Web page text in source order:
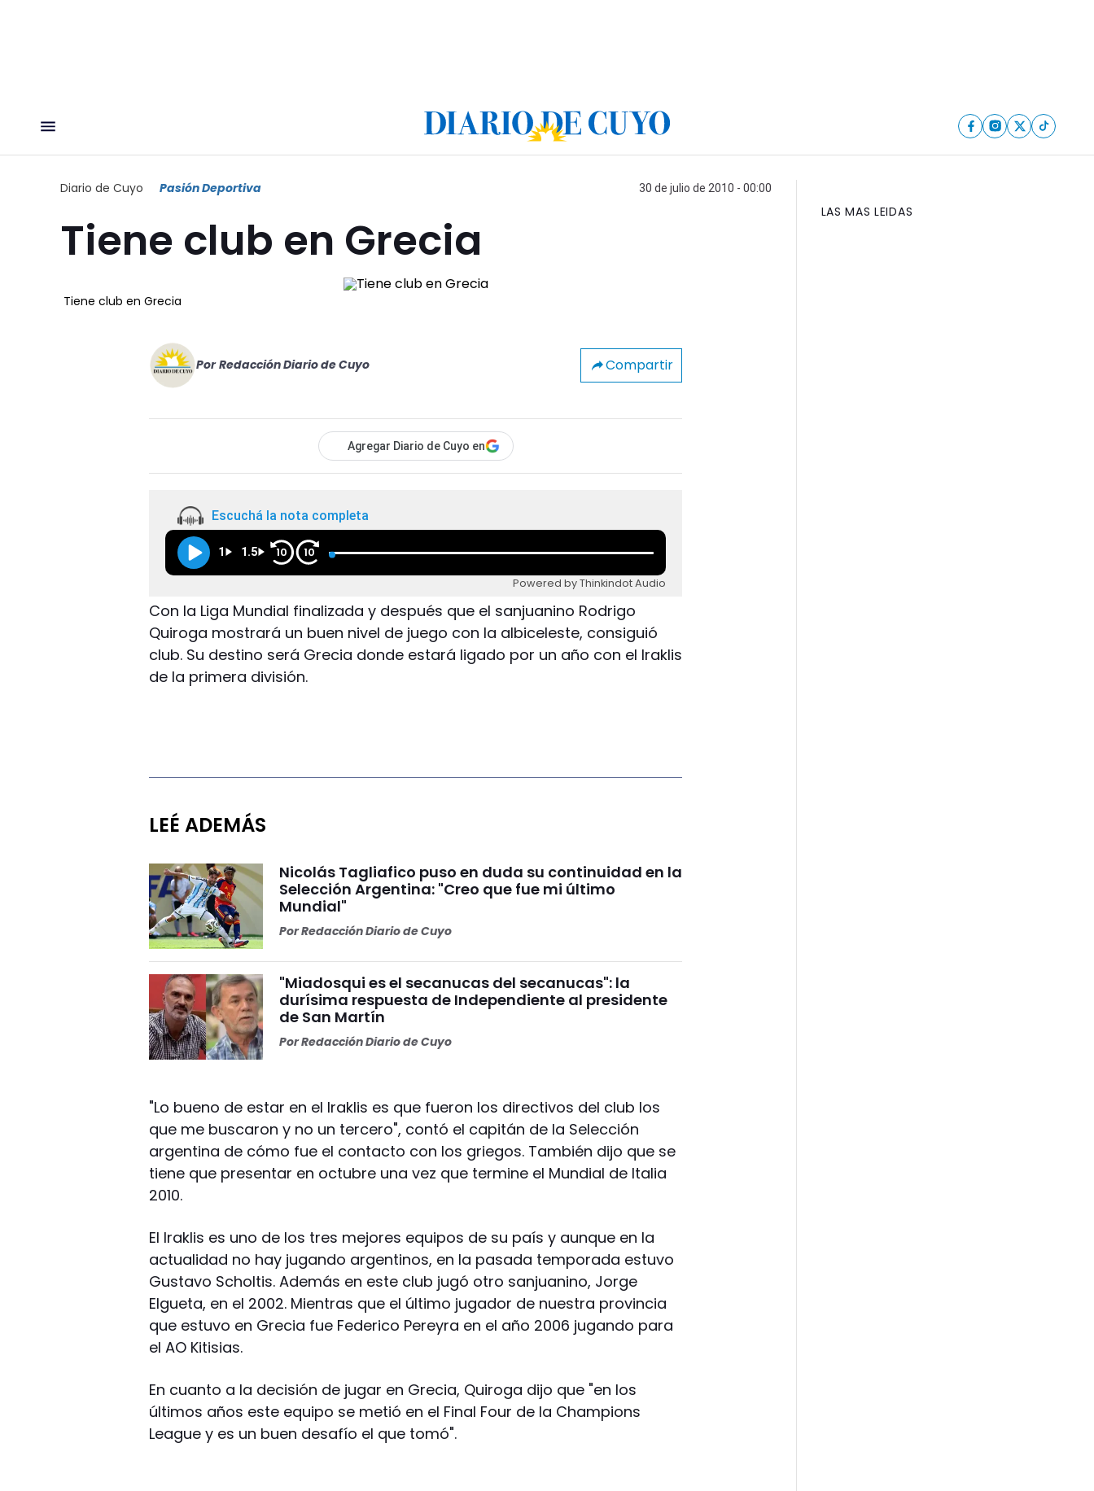
Diario de Cuyo Pasión Deportiva 30 de julio de 2010 - 00:00
Tiene club en Grecia
Tiene club en Grecia
Por Redacción Diario de Cuyo Compartir
Agregar Diario de Cuyo en
Escuchá la nota completa
1 1.5 10 10
Powered by Thinkindot Audio
Con la Liga Mundial finalizada y después que el sanjuanino Rodrigo
Quiroga mostrará un buen nivel de juego con la albiceleste, consiguió
club. Su destino será Grecia donde estará ligado por un año con el Iraklis
de la primera división.
LEÉ ADEMÁS
Nicolás Tagliafico puso en duda su continuidad en la
Selección Argentina: "Creo que fue mi último
Mundial"
PorRedacción Diario de Cuyo
"Miadosqui es el secanucas del secanucas": la
durísima respuesta de Independiente al presidente
de San Martín
PorRedacción Diario de Cuyo
"Lo bueno de estar en el Iraklis es que fueron los directivos del club los
que me buscaron y no un tercero", contó el capitán de la Selección
argentina de cómo fue el contacto con los griegos. También dijo que se
tiene que presentar en octubre una vez que termine el Mundial de Italia
2010.
El Iraklis es uno de los tres mejores equipos de su país y aunque en la
actualidad no hay jugando argentinos, en la pasada temporada estuvo
Gustavo Scholtis. Además en este club jugó otro sanjuanino, Jorge
Elgueta, en el 2002. Mientras que el último jugador de nuestra provincia
que estuvo en Grecia fue Federico Pereyra en el año 2006 jugando para
el AO Kitisias.
En cuanto a la decisión de jugar en Grecia, Quiroga dijo que "en los
últimos años este equipo se metió en el Final Four de la Champions
League y es un buen desafío el que tomó".
LAS MAS LEIDAS